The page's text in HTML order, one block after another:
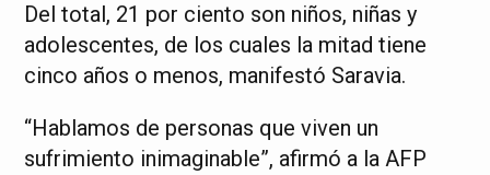
Del total, 21 por ciento son niños, niñas y
adolescentes, de los cuales la mitad tiene
cinco años o menos, manifestó Saravia.
“Hablamos de personas que viven un
sufrimiento inimaginable”, afirmó a la AFP